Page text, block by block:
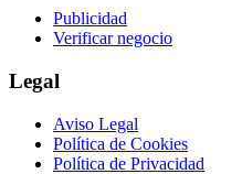
Publicidad
Verificar negocio
Legal
Aviso Legal
Política de Cookies
Política de Privacidad